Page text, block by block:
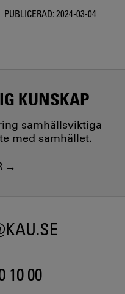
PUBLICERAD:2024-03-04
KUNSKAP
samhällsviktiga
med samhället.
10 00